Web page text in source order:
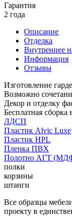
Гарантия
2 года
Описание
Отделка
Внутреннее
Информация
Отзывы
Изготовление
Возможно
Декор и отделку
Бесплатная сборка
ЛДСП
Пластик Alvic Luxe
Пластик HPL
Пленка ПВХ
Полотно АГТ
полки
корзины
штанги
Все образцы
проекту в